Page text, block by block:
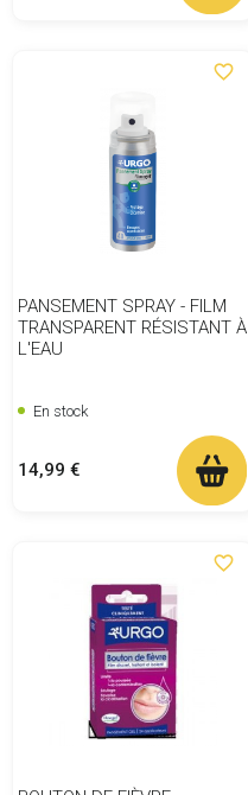
favorite_border
PANSEMENT SPRAY - FILM
TRANSPARENT RÉSISTANT À
L'EAU
En stock
Prix
14,99 €
favorite_border